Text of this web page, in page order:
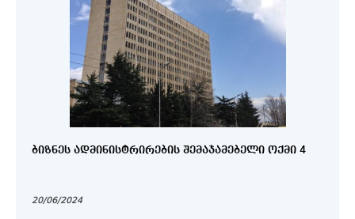
ᲑᲘᲖᲜᲔᲡ ᲐᲓᲛᲘᲜᲘᲡᲢᲠᲘᲠᲔᲑᲘᲡ ᲨᲔᲛᲐᲯᲐᲛᲔᲑᲔᲚᲘ ᲝᲥᲛᲘ 4
20/06/2024